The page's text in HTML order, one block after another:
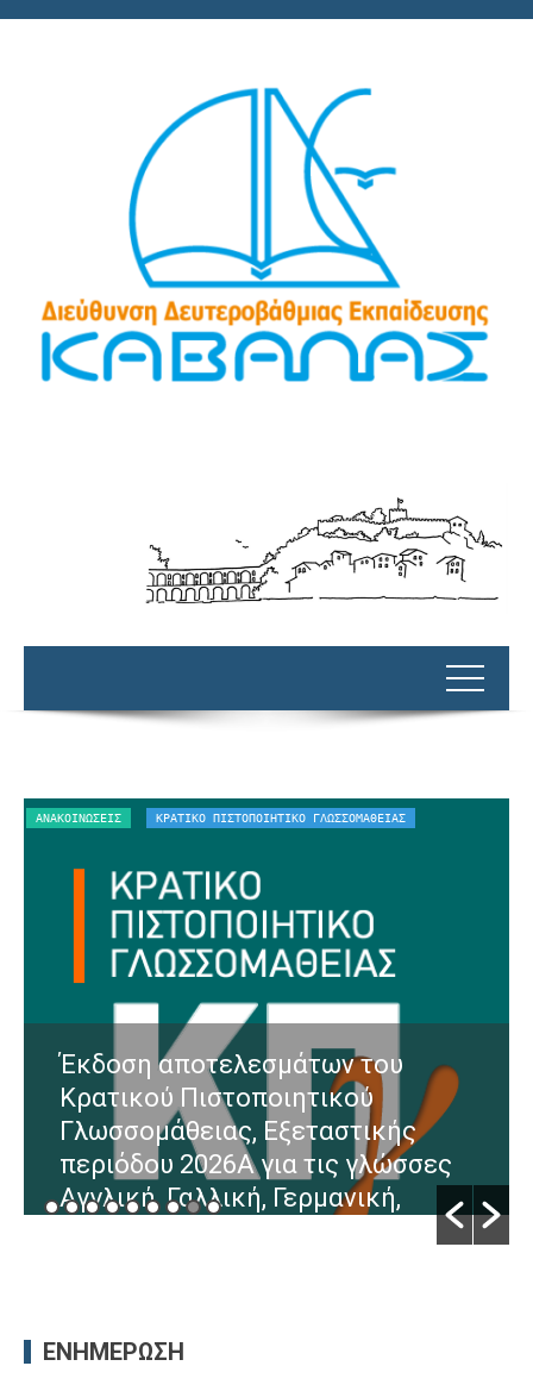
ΑΝΑΚΟΙΝΏΣΕΙΣ ΕΝΗΜΕΡΏΣΕΙΣ - ΑΝΑΚΟΙΝΏΣΕΙΣ
Ενημέρωση για γνωμοδότηση
περι φοίτησης παιδιών
προσχολικής ηλικίας σε Κέντρα
Ξένων Γλωσσών
By Πεσκελίδης Σάββας
ΕΝΗΜΕΡΩΣΗ